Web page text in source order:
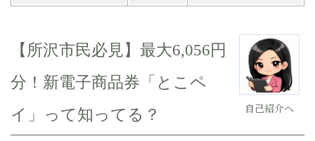
自己紹介へ
【所沢市民必見】最大6,056円
分！新電子商品券「とこペ
イ」って知ってる？